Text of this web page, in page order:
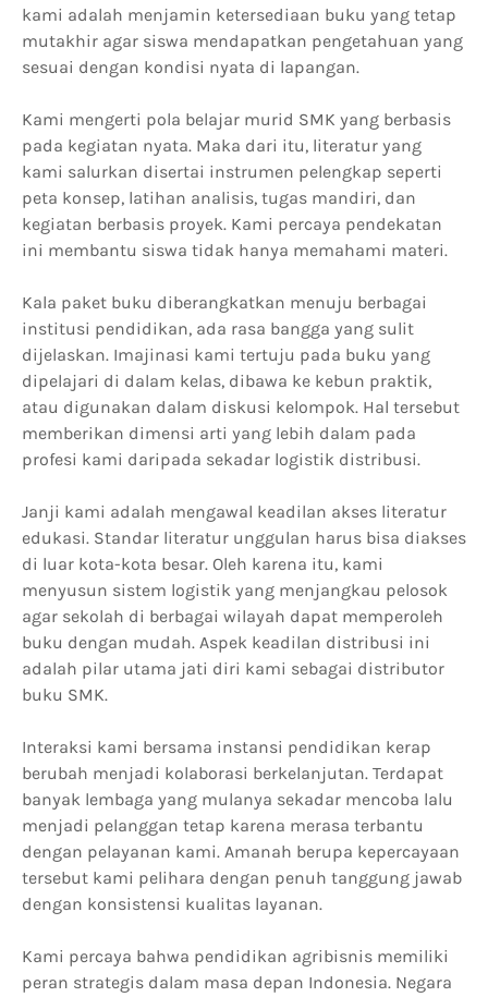
kami adalah menjamin ketersediaan buku yang tetap
mutakhir agar siswa mendapatkan pengetahuan yang
sesuai dengan kondisi nyata di lapangan.
Kami mengerti pola belajar murid SMK yang berbasis
pada kegiatan nyata. Maka dari itu, literatur yang
kami salurkan disertai instrumen pelengkap seperti
peta konsep, latihan analisis, tugas mandiri, dan
kegiatan berbasis proyek. Kami percaya pendekatan
ini membantu siswa tidak hanya memahami materi.
Kala paket buku diberangkatkan menuju berbagai
institusi pendidikan, ada rasa bangga yang sulit
dijelaskan. Imajinasi kami tertuju pada buku yang
dipelajari di dalam kelas, dibawa ke kebun praktik,
atau digunakan dalam diskusi kelompok. Hal tersebut
memberikan dimensi arti yang lebih dalam pada
profesi kami daripada sekadar logistik distribusi.
Janji kami adalah mengawal keadilan akses literatur
edukasi. Standar literatur unggulan harus bisa diakses
di luar kota-kota besar. Oleh karena itu, kami
menyusun sistem logistik yang menjangkau pelosok
agar sekolah di berbagai wilayah dapat memperoleh
buku dengan mudah. Aspek keadilan distribusi ini
adalah pilar utama jati diri kami sebagai distributor
buku SMK.
Interaksi kami bersama instansi pendidikan kerap
berubah menjadi kolaborasi berkelanjutan. Terdapat
banyak lembaga yang mulanya sekadar mencoba lalu
menjadi pelanggan tetap karena merasa terbantu
dengan pelayanan kami. Amanah berupa kepercayaan
tersebut kami pelihara dengan penuh tanggung jawab
dengan konsistensi kualitas layanan.
Kami percaya bahwa pendidikan agribisnis memiliki
peran strategis dalam masa depan Indonesia. Negara